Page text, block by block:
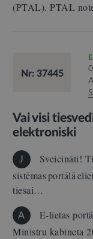
(PTAL). PTAL
Nr: 37445
Vai visi
elektroniski
J
Sveicināti!
sistēmas portālā
tiesai…
A
E-lietas
Ministru kabineta